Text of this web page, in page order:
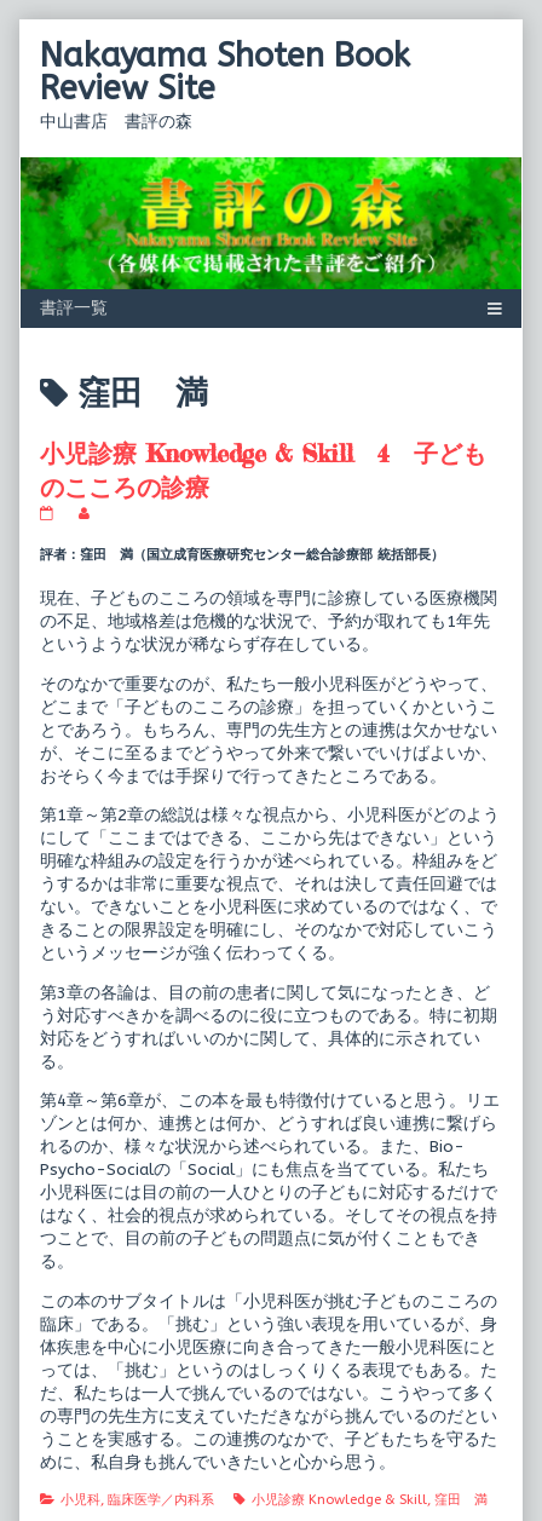
contentNakayama Shoten Book
Review Site
中山書店 書評の森
Posts
tagged
窪田 満
小児診療 Knowledge & Skill 4 子ども
のこころの診療
診
&
Skill
4
ど
も
の
こ
ろ
の
療
published
on
posts
author
小
児
診
療
Knowledge
&
Skill
4
子
ど
も
の
こ
こ
ろ
の
診
療,
評者：窪田 満（国立成育医療研究センター総合診療部 統括部長）
現在、子どものこころの領域を専門に診療している医療機関
の不足、地域格差は危機的な状況で、予約が取れても1年先
というような状況が稀ならず存在している。
そのなかで重要なのが、私たち一般小児科医がどうやって、
どこまで「子どものこころの診療」を担っていくかというこ
とであろう。もちろん、専門の先生方との連携は欠かせない
が、そこに至るまでどうやって外来で繋いでいけばよいか、
おそらく今までは手探りで行ってきたところである。
第1章～第2章の総説は様々な視点から、小児科医がどのよう
にして「ここまではできる、ここから先はできない」という
明確な枠組みの設定を行うかが述べられている。枠組みをど
うするかは非常に重要な視点で、それは決して責任回避では
ない。できないことを小児科医に求めているのではなく、で
きることの限界設定を明確にし、そのなかで対応していこう
というメッセージが強く伝わってくる。
第3章の各論は、目の前の患者に関して気になったとき、ど
う対応すべきかを調べるのに役に立つものである。特に初期
対応をどうすればいいのかに関して、具体的に示されてい
る。
第4章～第6章が、この本を最も特徴付けていると思う。リエ
ゾンとは何か、連携とは何か、どうすれば良い連携に繋げら
れるのか、様々な状況から述べられている。また、Bio-
Psycho-Socialの「Social」にも焦点を当てている。私たち
小児科医には目の前の一人ひとりの子どもに対応するだけで
はなく、社会的視点が求められている。そしてその視点を持
つことで、目の前の子どもの問題点に気が付くこともでき
る。
この本のサブタイトルは「小児科医が挑む子どものこころの
臨床」である。「挑む」という強い表現を用いているが、身
体疾患を中心に小児医療に向き合ってきた一般小児科医にと
っては、「挑む」というのはしっくりくる表現でもある。た
だ、私たちは一人で挑んでいるのではない。こうやって多く
の専門の先生方に支えていただきながら挑んでいるのだとい
うことを実感する。この連携のなかで、子どもたちを守るた
めに、私自身も挑んでいきたいと心から思う。
Categories
小児科, 臨床医学／内科系 Tags
小児診療 Knowledge & Skill, 窪田 満